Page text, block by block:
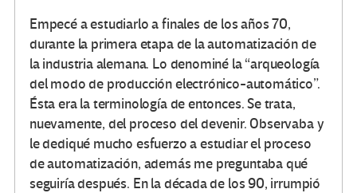
Empecé a estudiarlo a finales de los años 70,
durante la primera etapa de la automatización de
la industria alemana. Lo denominé la “arqueología
del modo de producción electrónico-automático”.
Ésta era la terminología de entonces. Se trata,
nuevamente, del proceso del devenir. Observaba y
le dediqué mucho esfuerzo a estudiar el proceso
de automatización, además me preguntaba qué
seguiría después. En la década de los 90, irrumpió